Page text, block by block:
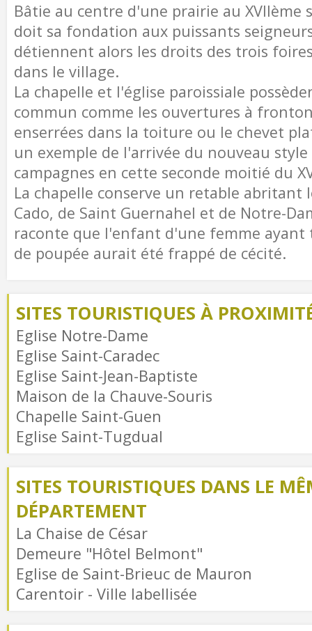
Bâtie au centre d'une prairie au XVIIème
doit sa fondation aux puissants
détiennent alors les droits des trois
dans le village.
La chapelle et l'église paroissiale
commun comme les ouvertures à
enserrées dans la toiture ou le chevet
un exemple de l'arrivée du nouveau style
campagnes en cette seconde moitié du
La chapelle conserve un retable abritant
Cado, de Saint Guernahel et de Notre-
raconte que l'enfant d'une femme
de poupée aurait été frappé de cécité.
SITES TOURISTIQUES À
Eglise Notre-Dame
Eglise Saint-Caradec
Eglise Saint-Jean-Baptiste
Maison de la Chauve-Souris
Chapelle Saint-Guen
Eglise Saint-Tugdual
SITES TOURISTIQUES DANS LE
DÉPARTEMENT
La Chaise de César
Demeure "Hôtel Belmont"
Eglise de Saint-Brieuc de Mauron
Carentoir - Ville labellisée